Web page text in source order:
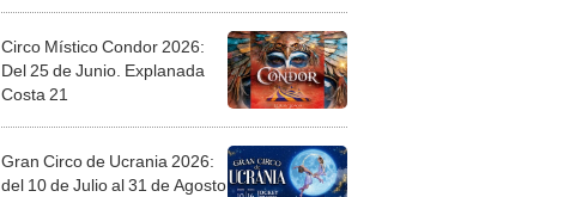
Circo Místico Condor 2026:
Del 25 de Junio. Explanada
Costa 21
Gran Circo de Ucrania 2026:
del 10 de Julio al 31 de Agosto